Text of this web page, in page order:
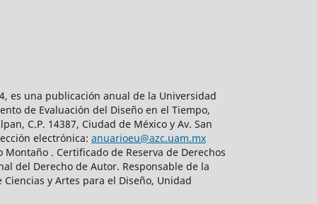
es una publicación anual de la Universidad
de Evaluación del Diseño en el Tiempo,
C.P. 14387, Ciudad de México y Av. San
electrónica: anuarioeu@azc.uam.mx
. Certificado de Reserva de Derechos
del Derecho de Autor. Responsable de la
y Artes para el Diseño, Unidad